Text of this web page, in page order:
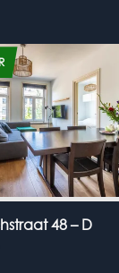
48 – D